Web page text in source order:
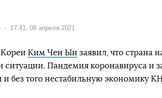
Дата:
17:41, 08 апреля 2021
Ким Чен Ын заявил, что страна
ситуации. Пандемия коронавируса и
и без того нестабильную экономику